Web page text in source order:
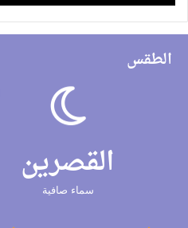
الطقس
القصرين
سماء صافية